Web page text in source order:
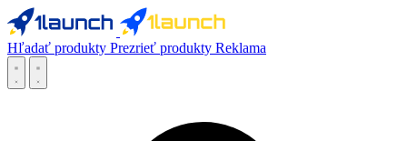
Hľadať produkty Prezrieť produkty Reklama